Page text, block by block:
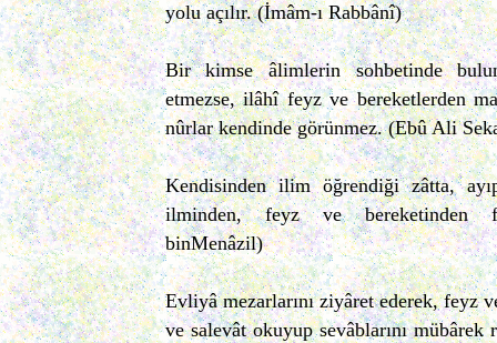
yolu açılır. (İmâm-ı Rabbânî)
Bir kimse âlimlerin sohbetinde
etmezse, ilâhî feyz ve bereketlerden
nûrlar kendinde görünmez. (Ebû Ali
Kendisinden ilim öğrendiği zâtta,
ilminden, feyz ve bereketinden
binMenâzil)
Evliyâ mezarlarını ziyâret ederek, feyz
ve salevât okuyup sevâblarını mübârek